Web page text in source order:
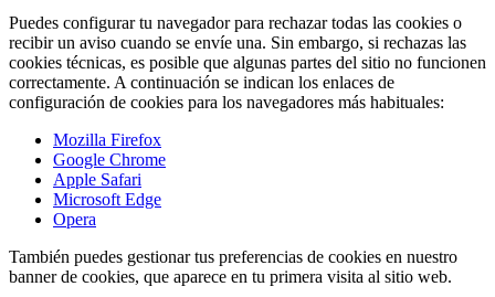
Puedes configurar tu navegador para rechazar todas las cookies o
recibir un aviso cuando se envíe una. Sin embargo, si rechazas las
cookies técnicas, es posible que algunas partes del sitio no funcionen
correctamente. A continuación se indican los enlaces de
configuración de cookies para los navegadores más habituales:
Mozilla Firefox
Google Chrome
Apple Safari
Microsoft Edge
Opera
También puedes gestionar tus preferencias de cookies en nuestro
banner de cookies, que aparece en tu primera visita al sitio web.